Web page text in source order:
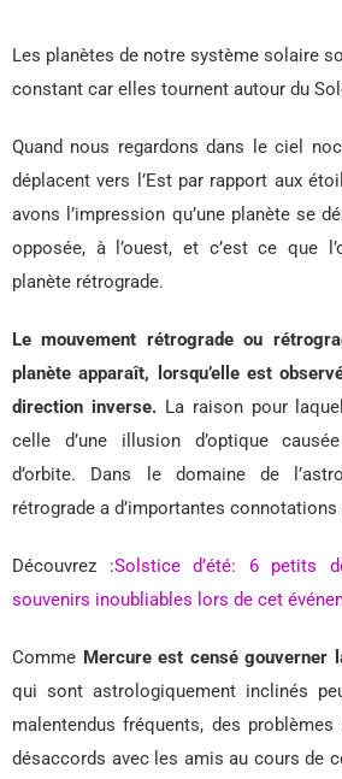
Les planètes de notre système solaire
constant car elles tournent autour du
Quand nous regardons dans le ciel
déplacent vers l’Est par rapport aux
avons l’impression qu’une planète se
opposée, à l’ouest, et c’est ce que
planète rétrograde.
Le mouvement rétrograde ou
planète apparaît, lorsqu’elle est
direction inverse.La raison pour
celle d’une illusion d’optique
d’orbite. Dans le domaine de
rétrograde a d’importantes connotations
Découvrez :Solstice d’été: 6 petits
souvenirs inoubliables lors de cet
Comme Mercure est censé gouverner
qui sont astrologiquement inclinés
malentendus fréquents, des
désaccords avec les amis au cours de